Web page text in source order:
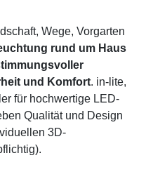
Wege, Vorgarten
rund um Haus
und Komfort. in-lite,
für hochwertige LED-
Qualität und Design
3D-